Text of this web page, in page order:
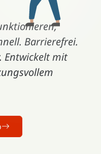
Barrierefrei.
Entwickelt mit